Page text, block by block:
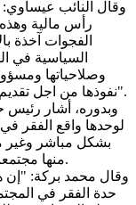
وقال النائب عيساوي:
رأس مالية
الفجوات آخذة
السياسية في
وصلاحياتها
نفوذها من اجل تقديم المساعدات والإستثمارات ومنح فرص العمل".
وبدوره، أشار رئيس
لوحدها واقع الفقر
بشكل مباشر وغير
منها مجتمعنا العربي فيما ذلك العنف بكل اشكاله وانواعه.
وقال محمد بركة: "إن
حدة الفقر في